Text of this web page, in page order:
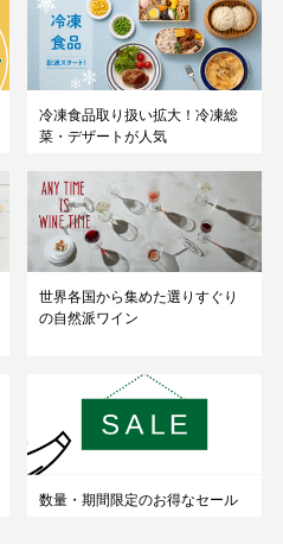
冷凍食品取り扱い拡大！冷凍総
菜・デザートが人気
世界各国から集めた選りすぐり
の自然派ワイン
数量・期間限定のお得なセール